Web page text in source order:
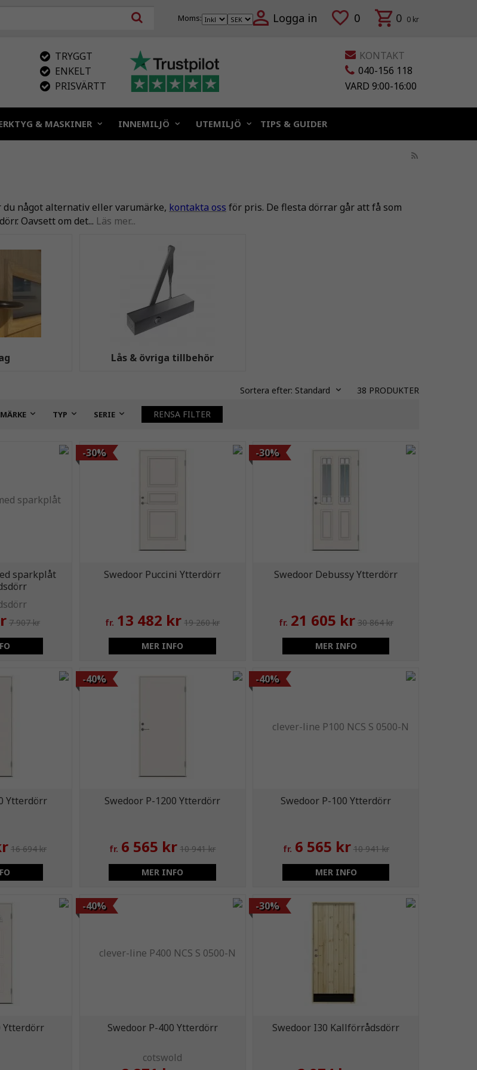
Moms: Logga in 0 0 0 kr
KONTAKT
040-156 118
VARD 9:00-16:00
TRYGGT
ENKELT
PRISVÄRTT
& MASKINER INNEMILJÖ UTEMILJÖ TIPS & GUIDER
något alternativ eller varumärke, kontakta oss för pris. De flesta dörrar går att få som
Oavsett om det... Läs mer...
Lås & övriga tillbehör
Sortera efter: Standard 38 PRODUKTER
TYP SERIE RENSA FILTER
sparkplåt
7 907 kr
Swedoor Puccini Ytterdörr
-30%
fr. 13 482 kr 19 260 kr
MER INFO
Swedoor Debussy Ytterdörr
-30%
fr. 21 605 kr 30 864 kr
MER INFO
Ytterdörr
16 694 kr
Swedoor P-1200 Ytterdörr
-40%
fr. 6 565 kr 10 941 kr
MER INFO
Swedoor P-100 Ytterdörr
-40%
fr. 6 565 kr 10 941 kr
MER INFO
Ytterdörr Swedoor P-400 Ytterdörr
-40%
Swedoor I30 Kallförrådsdörr
-30%